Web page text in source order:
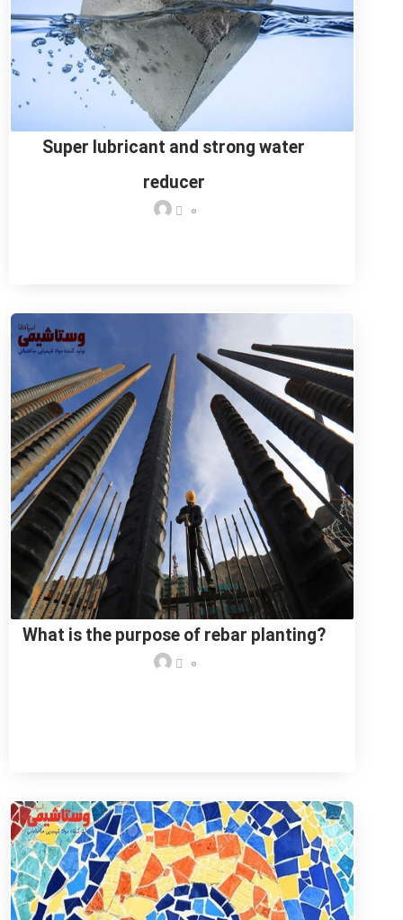
Super lubricant and strong water
reducer
0
What is the purpose of rebar planting?
0